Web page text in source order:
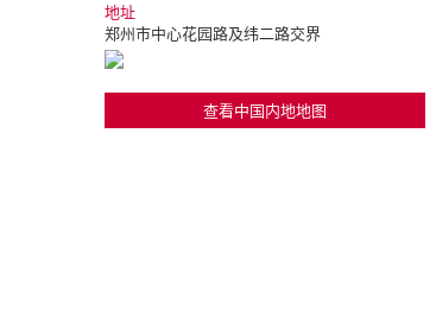
地址
郑州市中心花园路及纬二路交界
查看中国内地地图